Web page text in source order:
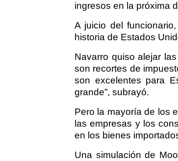
ingresos en la próxima
A juicio del
historia de Estados
Navarro quiso alejar
son recortes de
son excelentes para
grande”, subrayó.
Pero la mayoría de los
las empresas y los
en los bienes
Una simulación de